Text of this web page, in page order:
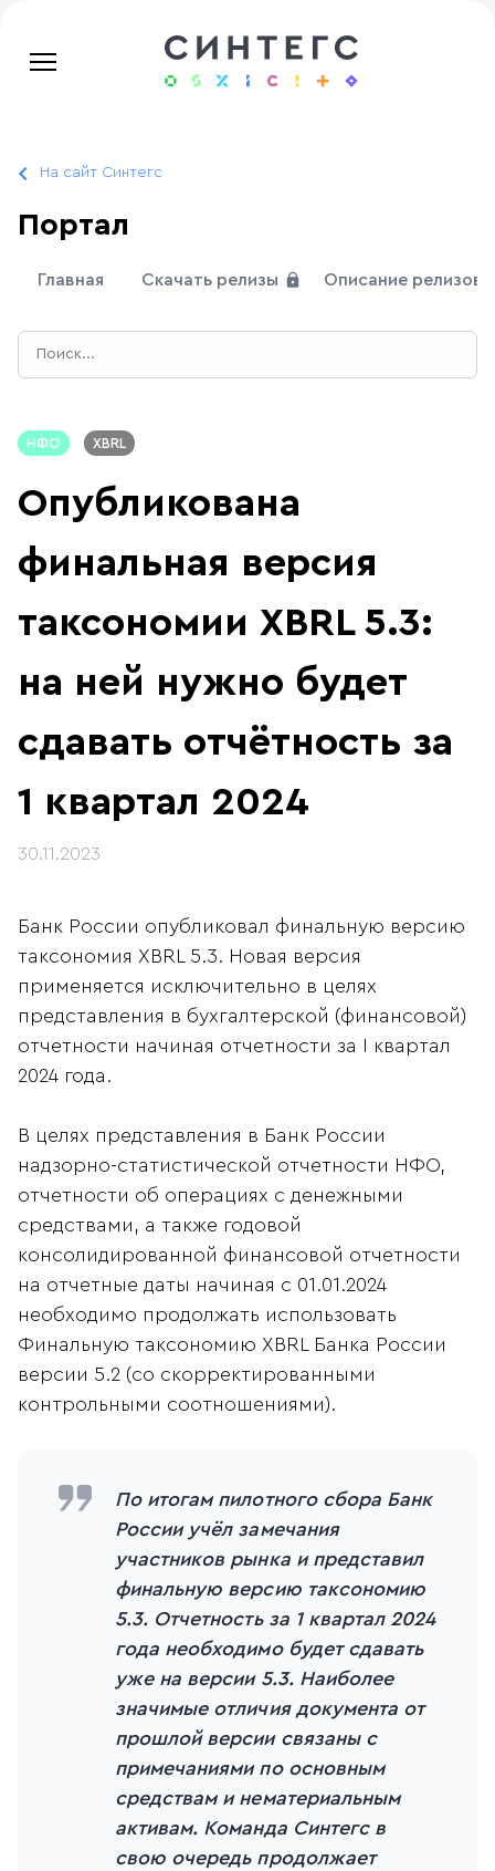
На сайт Синтегс
Портал
Главная Скачать релизы Описание релизов
НФО XBRL
Опубликована
финальная версия
таксономии XBRL 5.3:
на ней нужно будет
сдавать отчётность за
1 квартал 2024
30.11.2023
Банк России опубликовал финальную версию
таксономия XBRL 5.3. Новая версия
применяется исключительно в целях
представления в бухгалтерской (финансовой)
отчетности начиная отчетности за I квартал
2024 года.
В целях представления в Банк России
надзорно-статистической отчетности НФО,
отчетности об операциях с денежными
средствами, а также годовой
консолидированной финансовой отчетности
на отчетные даты начиная с 01.01.2024
необходимо продолжать использовать
Финальную таксономию XBRL Банка России
версии 5.2 (со скорректированными
контрольными соотношениями).
По итогам пилотного сбора Банк
России учёл замечания
участников рынка и представил
финальную версию таксономию
5.3. Отчетность за 1 квартал 2024
года необходимо будет сдавать
уже на версии 5.3. Наиболее
значимые отличия документа от
прошлой версии связаны с
примечаниями по основным
средствам и нематериальным
активам. Команда Синтегс в
свою очередь продолжает